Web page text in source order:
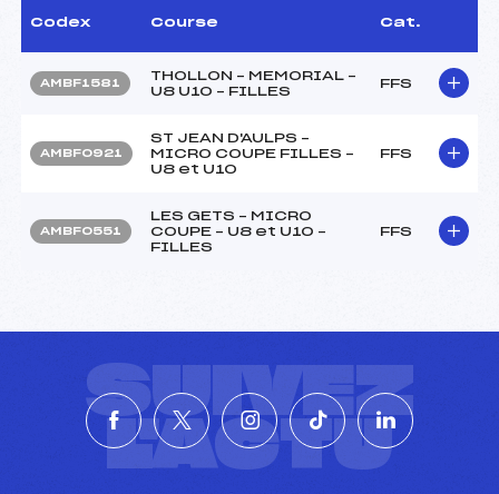
Codex Course Cat.
AMBF1581
THOLLON – MEMORIAL –
U8 U10 – FILLES
FFS
AMBF0921
ST JEAN D'AULPS –
MICRO COUPE FILLES –
U8 et U10
FFS
AMBF0551
LES GETS – MICRO
COUPE – U8 et U10 –
FILLES
FFS
SUIVEZ
L'ACTU